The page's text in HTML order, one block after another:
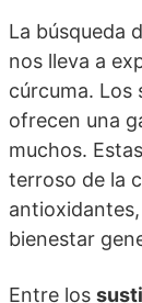
La búsqueda
nos lleva a
cúrcuma. Los
ofrecen una
muchos.
terroso de la
bienestar
Entre los